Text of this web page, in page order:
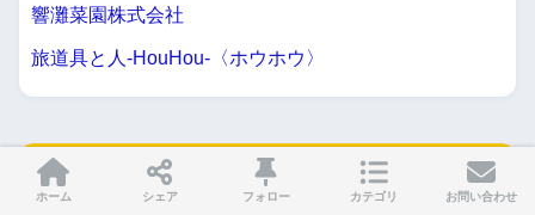
響灘菜園株式会社
旅道具と人-HouHou-〈ホウホウ〉
「 北九州下関フェニックス
」カテゴリの
ホーム シェア フォロー カテゴリ お問い合わせ